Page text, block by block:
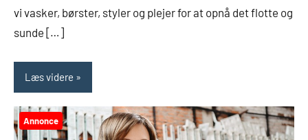
vi vasker, børster, styler og plejer for at opnå det flotte og
sunde […]
Læs videre
Annonce